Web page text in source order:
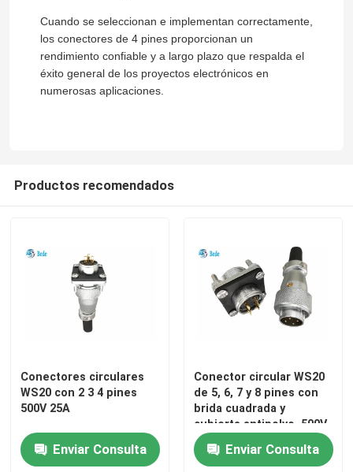
Cuando se seleccionan e implementan correctamente,
los conectores de 4 pines proporcionan un
rendimiento confiable y a largo plazo que respalda el
éxito general de los proyectos electrónicos en
numerosas aplicaciones.
Productos recomendados
Conectores circulares
WS20 con 2 3 4 pines
500V 25A
Enviar Consulta
Conector circular WS20
de 5, 6, 7 y 8 pines con
brida cuadrada y
cubierta antipolvo, 500V
10A
Enviar Consulta